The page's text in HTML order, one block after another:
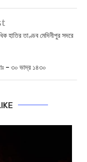
তাণ্ডব মেদিনীপুর সদরে
– ৩০ ভাদ্র ১৪৩০